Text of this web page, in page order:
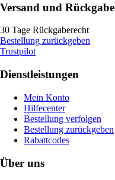
Versand und Rückgabe
30 Tage Rückgaberecht
Bestellung zurückgeben
Trustpilot
Dienstleistungen
Mein Konto
Hilfecenter
Bestellung verfolgen
Bestellung zurückgeben
Rabattcodes
Über uns